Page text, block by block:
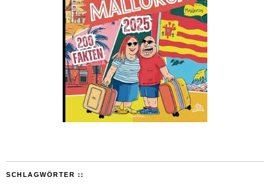
SCHLAGWÖRTER ::